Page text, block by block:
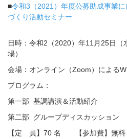
■令和3（2021）年度公募助成事業
づくり活動セミナー
日時：令和2（2020）年11月25日
場）
会場：オンライン（Zoom）による
プログラム：
第一部 基調講演＆活動紹介
第二部 グループディスカッション
【定 員】70 名 【参加費】無料